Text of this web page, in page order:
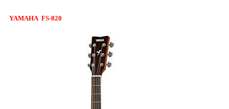
YAMAHA FS-820